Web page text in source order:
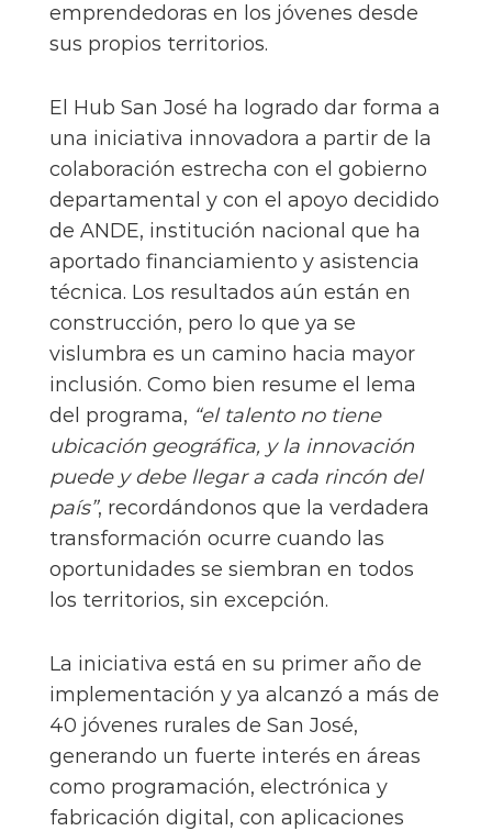
emprendedoras en los jóvenes desde
sus propios territorios.
El Hub San José ha logrado dar forma a
una iniciativa innovadora a partir de la
colaboración estrecha con el gobierno
departamental y con el apoyo decidido
de ANDE, institución nacional que ha
aportado financiamiento y asistencia
técnica. Los resultados aún están en
construcción, pero lo que ya se
vislumbra es un camino hacia mayor
inclusión. Como bien resume el lema
del programa, “el talento no tiene
ubicación geográfica, y la innovación
puede y debe llegar a cada rincón del
país”, recordándonos que la verdadera
transformación ocurre cuando las
oportunidades se siembran en todos
los territorios, sin excepción.
La iniciativa está en su primer año de
implementación y ya alcanzó a más de
40 jóvenes rurales de San José,
generando un fuerte interés en áreas
como programación, electrónica y
fabricación digital, con aplicaciones